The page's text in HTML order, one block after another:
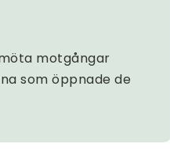
motgångar
som öppnade de